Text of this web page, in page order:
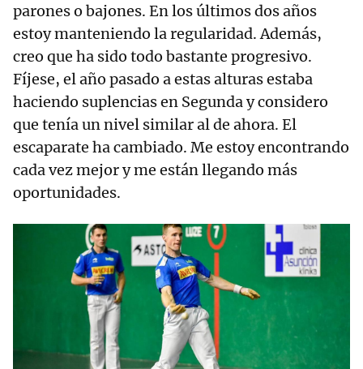
parones o bajones. En los últimos dos años
estoy manteniendo la regularidad. Además,
creo que ha sido todo bastante progresivo.
Fíjese, el año pasado a estas alturas estaba
haciendo suplencias en Segunda y considero
que tenía un nivel similar al de ahora. El
escaparate ha cambiado. Me estoy encontrando
cada vez mejor y me están llegando más
oportunidades.